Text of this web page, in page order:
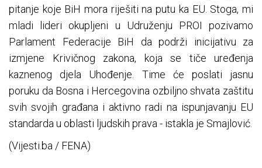
pitanje koje BiH mora riješiti na putu ka EU. Stoga, mi
mladi lideri okupljeni u Udruženju PROI pozivamo
Parlament Federacije BiH da podrži inicijativu za
izmjene Krivičnog zakona, koja se tiče uređenja
kaznenog djela Uhođenje. Time će poslati jasnu
poruku da Bosna i Hercegovina ozbiljno shvata zaštitu
svih svojih građana i aktivno radi na ispunjavanju EU
standarda u oblasti ljudskih prava - istakla je Smajlović.
(Vijesti.ba / FENA)